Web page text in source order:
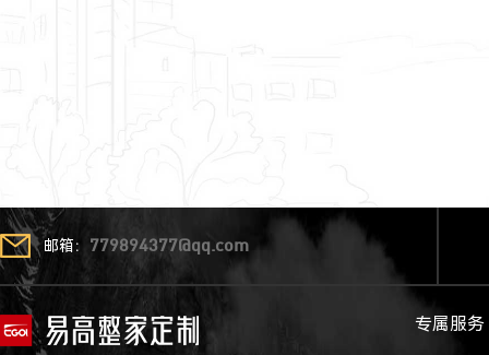
邮箱： 779894377@qq.com
专属服务